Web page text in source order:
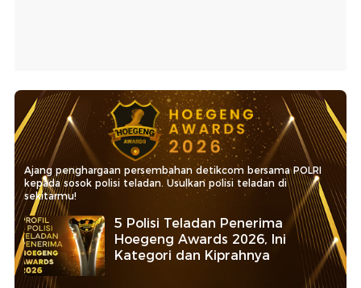
Ajang penghargaan persembahan detikcom bersama POLRI
kepada sosok polisi teladan. Usulkan polisi teladan di
sekitarmu!
5 Polisi Teladan Penerima
Hoegeng Awards 2026, Ini
Kategori dan Kiprahnya